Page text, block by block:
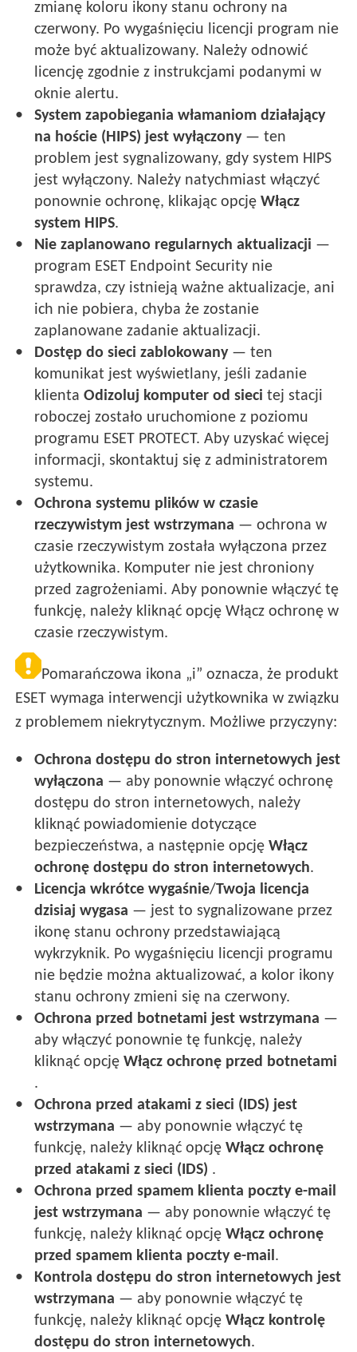
zmianę koloru ikony stanu ochrony na
czerwony. Po wygaśnięciu licencji program nie
może być aktualizowany. Należy odnowić
licencję zgodnie z instrukcjami podanymi w
oknie alertu.
System zapobiegania włamaniom działający
na hoście (HIPS) jest wyłączony— ten
problem jest sygnalizowany, gdy system HIPS
jest wyłączony. Należy natychmiast włączyć
ponownie ochronę, klikając opcjęWłącz
system HIPS.
Nie zaplanowano regularnych aktualizacji —
program ESET Endpoint Security nie
sprawdza, czy istnieją ważne aktualizacje, ani
ich nie pobiera, chyba że zostanie
zaplanowane zadanie aktualizacji.
Dostęp do sieci zablokowany— ten
komunikat jest wyświetlany, jeśli zadanie
klientaOdizoluj komputer od sieci tej stacji
roboczej zostało uruchomione z poziomu
programu ESET PROTECT. Aby uzyskać więcej
informacji, skontaktuj się z administratorem
systemu.
Ochrona systemu plików w czasie
rzeczywistym jest wstrzymana — ochrona w
czasie rzeczywistym została wyłączona przez
użytkownika. Komputer nie jest chroniony
przed zagrożeniami. Aby ponownie włączyć tę
funkcję, należy kliknąć opcję Włącz ochronę w
czasie rzeczywistym.
Pomarańczowa ikona „i” oznacza, że produkt
ESET wymaga interwencji użytkownika w związku
z problemem niekrytycznym. Możliwe przyczyny:
Ochrona dostępu do stron internetowych jest
wyłączona — aby ponownie włączyć ochronę
dostępu do stron internetowych, należy
kliknąć powiadomienie dotyczące
bezpieczeństwa, a następnie opcjęWłącz
ochronę dostępu do stron internetowych.
Licencja wkrótce wygaśnie/Twoja licencja
dzisiaj wygasa — jest to sygnalizowane przez
ikonę stanu ochrony przedstawiającą
wykrzyknik. Po wygaśnięciu licencji programu
nie będzie można aktualizować, a kolor ikony
stanu ochrony zmieni się na czerwony.
Ochrona przed botnetami jest wstrzymana —
aby włączyć ponownie tę funkcję, należy
kliknąć opcjęWłącz ochronę przed botnetami
.
Ochrona przed atakami z sieci (IDS) jest
wstrzymana — aby ponownie włączyć tę
funkcję, należy kliknąć opcjęWłącz ochronę
przed atakami z sieci (IDS) .
Ochrona przed spamem klienta poczty e-mail
jest wstrzymana — aby ponownie włączyć tę
funkcję, należy kliknąć opcjęWłącz ochronę
przed spamem klienta poczty e-mail.
Kontrola dostępu do stron internetowych jest
wstrzymana — aby ponownie włączyć tę
funkcję, należy kliknąć opcjęWłącz kontrolę
dostępu do stron internetowych.